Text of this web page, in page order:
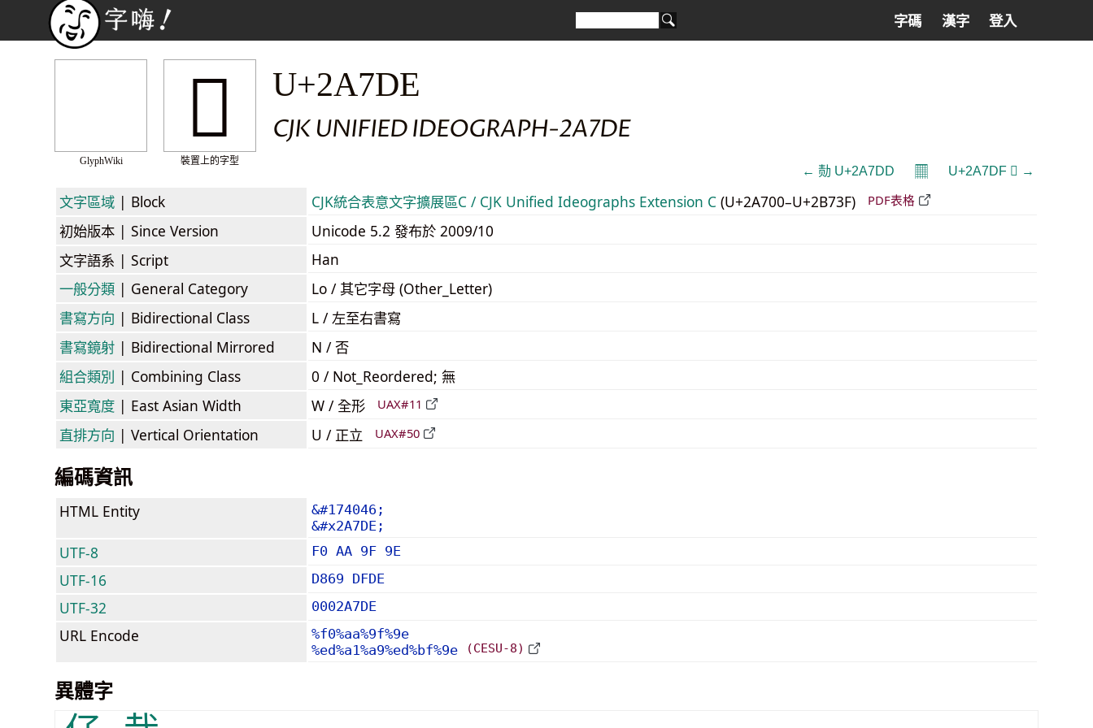
字碼 漢字 登入
GlyphWiki
𪟞
裝置上的字型
U+2A7DE
CJK UNIFIED IDEOGRAPH-2A7DE
← 𪟝 U+2A7DD 𝄜 U+2A7DF 𪟟 →
文字區域 | Block CJK統合表意文字擴展區C / CJK Unified Ideographs Extension C (U+2A700–U+2B73F) PDF表格
初始版本 | Since Version
Unicode 5.2 發布於 2009/10
文字語系 | Script
Han
一般分類 | General Category
Lo / 其它字母 (Other_Letter)
書寫方向 | Bidirectional Class
L / 左至右書寫
書寫鏡射 | Bidirectional Mirrored
N / 否
組合類別 | Combining Class
0 / Not_Reordered; 無
東亞寬度 | East Asian Width W / 全形 UAX#11
直排方向 | Vertical Orientation U / 正立 UAX#50
編碼資訊
HTML Entity
&#174046;
&#x2A7DE;
UTF-8 F0 AA 9F 9E
UTF-16 D869 DFDE
UTF-32 0002A7DE
URL Encode
%f0%aa%9f%9e
%ed%a1%a9%ed%bf%9e
(CESU-8)
異體字